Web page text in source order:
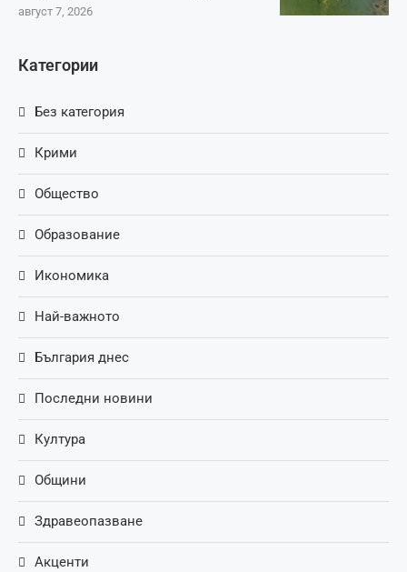
август 7, 2026
Категории
Без категория
Крими
Общество
Образование
Икономика
Най-важното
България днес
Последни новини
Култура
Общини
Здравеопазване
Акценти